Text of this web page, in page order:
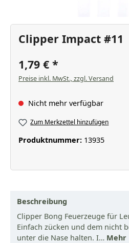
Clipper Impact #11
1,79 €
Preise inkl. MwSt., zzgl. Versand
Nicht mehr verfügbar
Zum Merkzettel hinzufügen
Produktnummer: 13935
Beschreibung
Clipper Bong Feuerzeuge für
Einfach zücken und dem nicht
unter die Nase halten. I… Mehr